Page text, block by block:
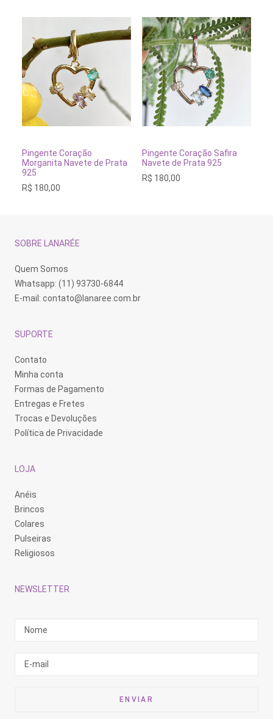
ADICIONAR AO CARRINHO
Pingente Coração
Morganita Navete de Prata
925
R$ 180,00
ADICIONAR AO
Pingente Coração Safira
Navete de Prata 925
R$ 180,00
SOBRE LANARÉE
Quem Somos
Whatsapp: (11) 93730-6844
E-mail: contato@lanaree.com.br
SUPORTE
Contato
Minha conta
Formas de Pagamento
Entregas e Fretes
Trocas e Devoluções
Política de Privacidade
LOJA
Anéis
Brincos
Colares
Pulseiras
Religiosos
NEWSLETTER